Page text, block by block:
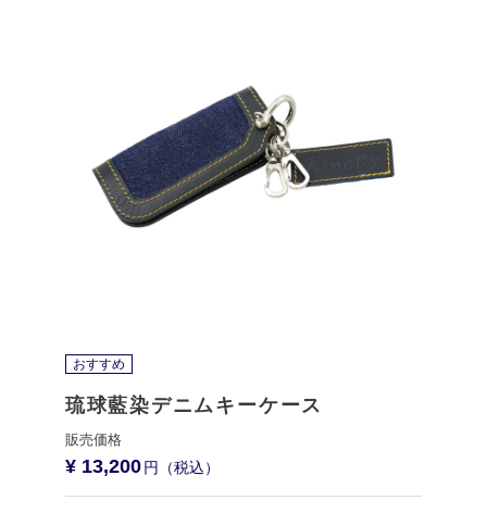
おすすめ
琉球藍染デニムキーケース
¥ 13,200